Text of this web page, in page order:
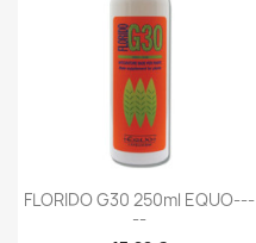
FLORIDO G30 250ml EQUO---
--